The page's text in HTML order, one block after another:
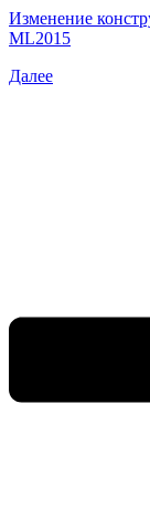
Изменение
ML2015
Далее